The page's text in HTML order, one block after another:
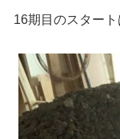
16期目のスター